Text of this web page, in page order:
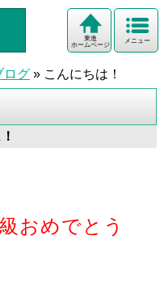
メニュー
東進
ホームページ
ログ » こんにちは！
おめでとう